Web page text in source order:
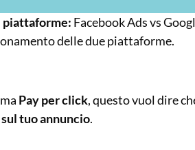
piattaforme: Facebook Ads vs
delle due piattaforme.
Pay per click, questo vuol dire
tuo annuncio.